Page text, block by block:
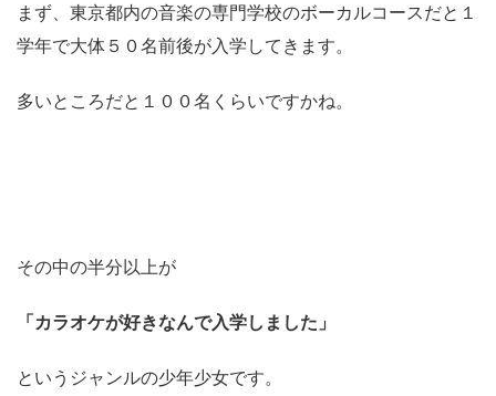
まず、東京都内の音楽の専門学校のボーカルコースだと１
学年で大体５０名前後が入学してきます。
多いところだと１００名くらいですかね。
その中の半分以上が
「カラオケが好きなんで入学しました」
というジャンルの少年少女です。